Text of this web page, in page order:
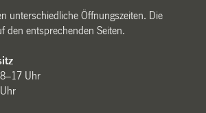
unterschiedliche Öffnungszeiten. Die
den entsprechenden Seiten.
Uhr